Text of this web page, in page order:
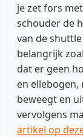
je zet fors
schouder de
van de
belangrijk
dat er geen
en ellebogen,
beweegt en
vervolgens
artikel op